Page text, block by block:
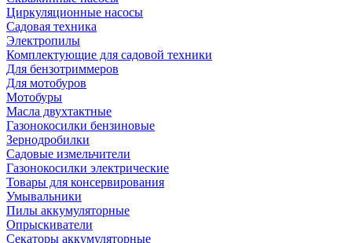
Циркуляционные насосы
Садовая техника
Электропилы
Комплектующие для садовой техники
Для бензотриммеров
Для мотобуров
Мотобуры
Масла двухтактные
Газонокосилки бензиновые
Зернодробилки
Садовые измельчители
Газонокосилки электрические
Товары для консервирования
Умывальники
Пилы аккумуляторные
Опрыскиватели
Секаторы аккумуляторные